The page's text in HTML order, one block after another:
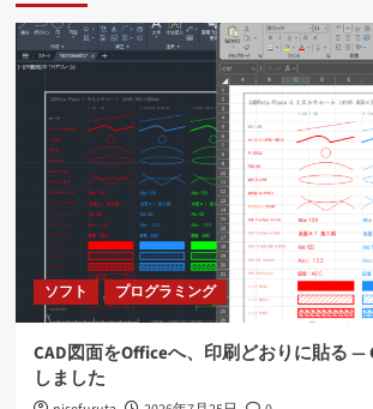
ソフト プログラミング
CAD図面をOfficeへ、印刷どおりに貼る ―
しました